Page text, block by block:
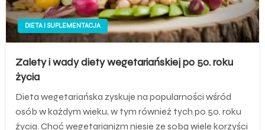
DIETA I SUPLEMENTACJA
Zalety i wady diety wegetariańskiej po 50. roku
życia
Dieta wegetariańska zyskuje na popularności wśród
osób w każdym wieku, w tym również tych po 50. roku
życia. Choć wegetarianizm niesie ze sobą wiele korzyści